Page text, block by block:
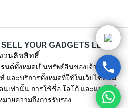
YOUR GADGETS LLP
วนลิขสิทธิ์
ด์ทั้งหมดเป็นทรัพย์สินของเจ้าของที่
และบริการทั้งหมดที่ใช้ในเว็บไซต์นี้มี
นเท่านั้น การใช้ชื่อ โลโก้ และแบรนด์
มายความถึงการรับรอง